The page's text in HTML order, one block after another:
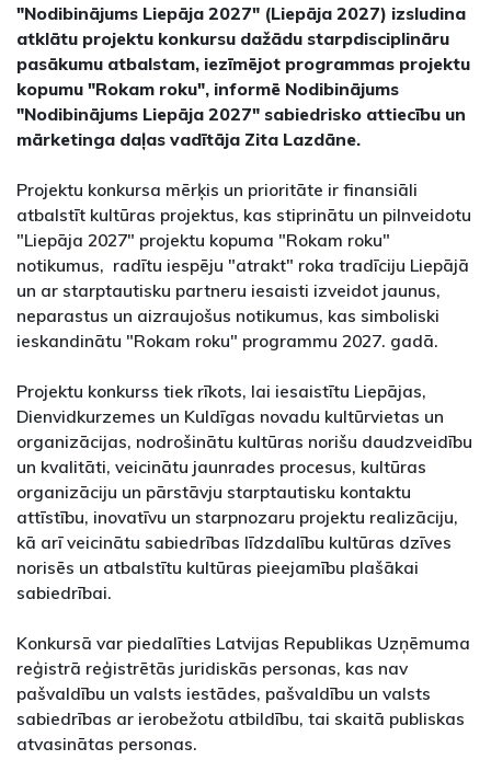
"Nodibinājums Liepāja 2027" (Liepāja 2027) izsludina
atklātu projektu konkursu dažādu starpdisciplināru
pasākumu atbalstam, iezīmējot programmas projektu
kopumu "Rokam roku", informē Nodibinājums
"Nodibinājums Liepāja 2027" sabiedrisko attiecību un
mārketinga daļas vadītāja Zita Lazdāne.
Projektu konkursa mērķis un prioritāte ir finansiāli
atbalstīt kultūras projektus, kas stiprinātu un pilnveidotu
"Liepāja 2027" projektu kopuma "Rokam roku"
notikumus, radītu iespēju "atrakt" roka tradīciju Liepājā
un ar starptautisku partneru iesaisti izveidot jaunus,
neparastus un aizraujošus notikumus, kas simboliski
ieskandinātu "Rokam roku" programmu 2027. gadā.
Projektu konkurss tiek rīkots, lai iesaistītu Liepājas,
Dienvidkurzemes un Kuldīgas novadu kultūrvietas un
organizācijas, nodrošinātu kultūras norišu daudzveidību
un kvalitāti, veicinātu jaunrades procesus, kultūras
organizāciju un pārstāvju starptautisku kontaktu
attīstību, inovatīvu un starpnozaru projektu realizāciju,
kā arī veicinātu sabiedrības līdzdalību kultūras dzīves
norisēs un atbalstītu kultūras pieejamību plašākai
sabiedrībai.
Konkursā var piedalīties Latvijas Republikas Uzņēmuma
reģistrā reģistrētās juridiskās personas, kas nav
pašvaldību un valsts iestādes, pašvaldību un valsts
sabiedrības ar ierobežotu atbildību, tai skaitā publiskas
atvasinātas personas.